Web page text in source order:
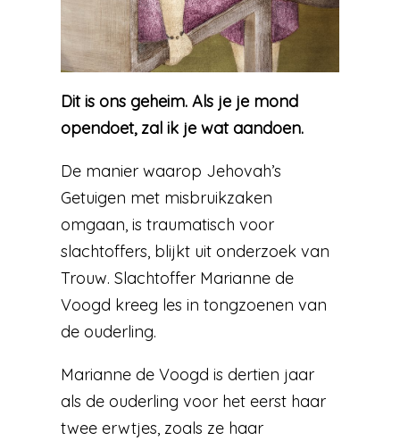
Dit is ons geheim. Als je je mond
opendoet, zal ik je wat aandoen.
De manier waarop Jehovah’s
Getuigen met misbruikzaken
omgaan, is traumatisch voor
slachtoffers, blijkt uit onderzoek van
Trouw. Slachtoffer Marianne de
Voogd kreeg les in tongzoenen van
de ouderling.
Marianne de Voogd is dertien jaar
als de ouderling voor het eerst haar
twee erwtjes, zoals ze haar